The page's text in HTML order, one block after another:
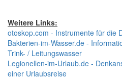
Weitere Links:
otoskop.com - Instrumente für die
Bakterien-im-Wasser.de -
Trink- / Leitungswasser
Legionellen-im-Urlaub.de -
einer Urlaubsreise